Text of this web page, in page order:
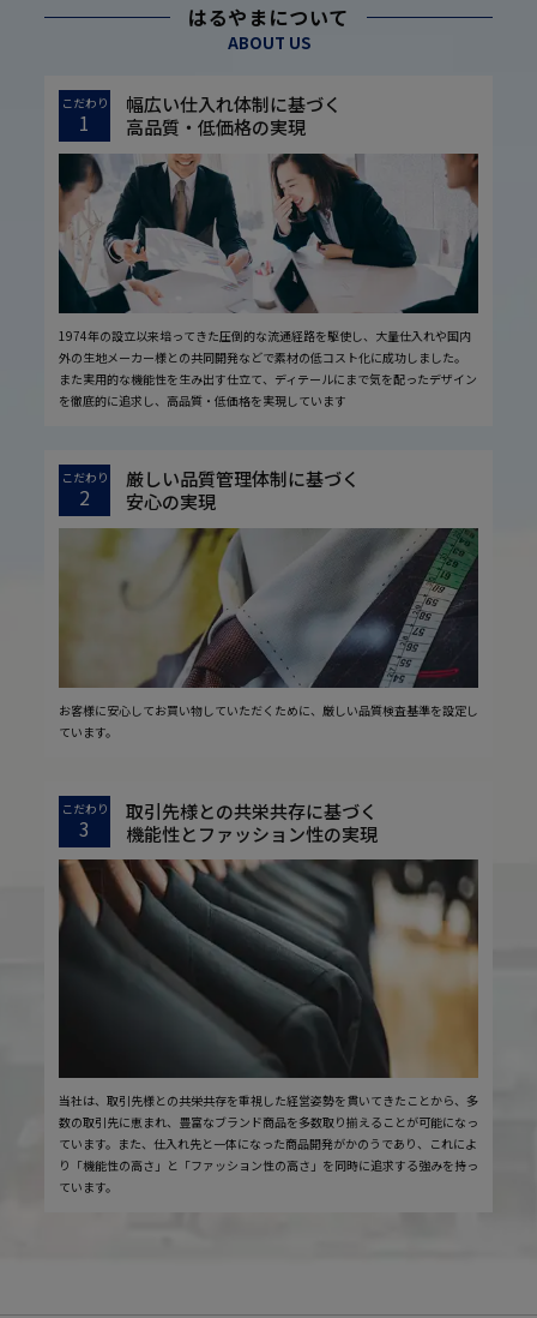
はるやまについて
ABOUT US
こだわり
1
幅広い仕入れ体制に基づく
高品質・低価格の実現
1974年の設立以来培ってきた圧倒的な流通経路を駆使し、大量仕入れや国内
外の生地メーカー様との共同開発などで素材の低コスト化に成功しました。
また実用的な機能性を生み出す仕立て、ディテールにまで気を配ったデザイン
を徹底的に追求し、高品質・低価格を実現しています
こだわり
2
厳しい品質管理体制に基づく
安心の実現
お客様に安心してお買い物していただくために、厳しい品質検査基準を設定し
ています。
こだわり
3
取引先様との共栄共存に基づく
機能性とファッション性の実現
当社は、取引先様との共栄共存を重視した経営姿勢を貫いてきたことから、多
数の取引先に恵まれ、豊富なブランド商品を多数取り揃えることが可能になっ
ています。また、仕入れ先と一体になった商品開発がかのうであり、これによ
り「機能性の高さ」と「ファッション性の高さ」を同時に追求する強みを持っ
ています。